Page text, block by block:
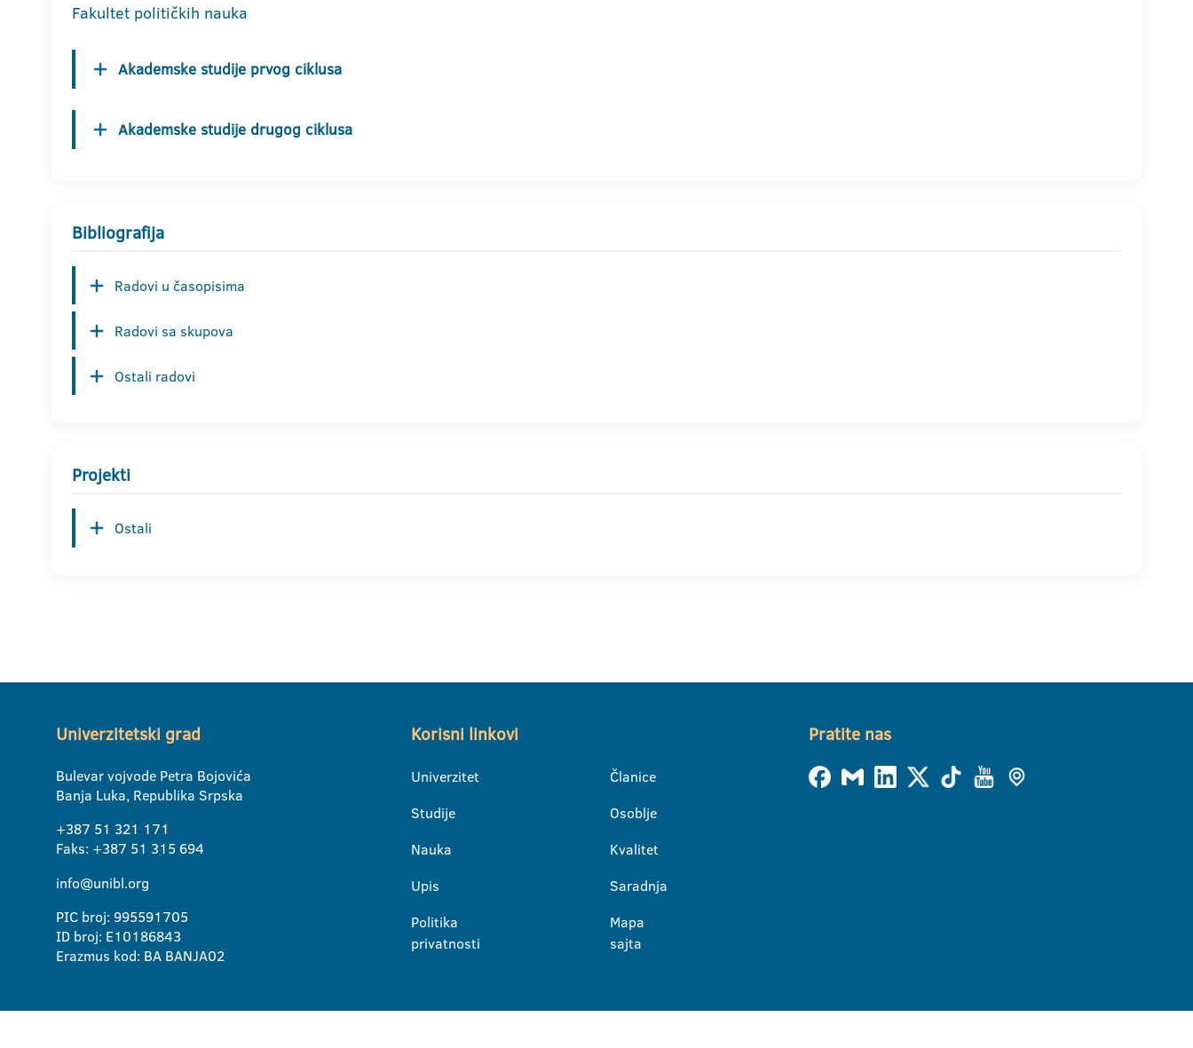
Fakultet političkih nauka
Akademske studije prvog ciklusa
Akademske studije drugog ciklusa
Bibliografija
Radovi u časopisima
Radovi sa skupova
Ostali radovi
Projekti
Ostali
Univerzitetski grad
Bulevar vojvode Petra Bojovića
Banja Luka, Republika Srpska
+387 51 321 171
Faks: +387 51 315 694
info@unibl.org
PIC broj: 995591705
ID broj: E10186843
Erazmus kod: BA BANJA02
Korisni linkovi
Univerzitet
Studije
Nauka
Upis
Politika
privatnosti
Članice
Osoblje
Kvalitet
Saradnja
Mapa
sajta
Pratite nas